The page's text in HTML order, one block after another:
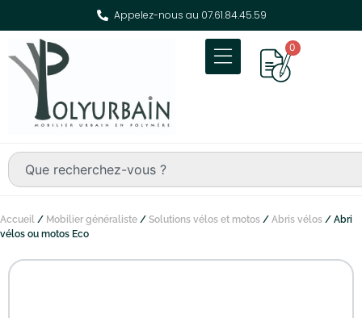
Appelez-nous au 07.61.84.45.59
0
Accueil / Mobilier généraliste / Solutions vélos et motos / Abris vélos / Abri
vélos ou motos Eco